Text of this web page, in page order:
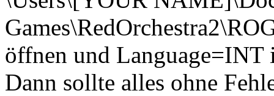
öffnen und Language=INT
Dann sollte alles ohne